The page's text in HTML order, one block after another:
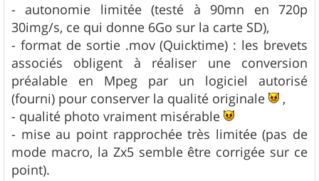
- autonomie limitée (testé à 90mn en 720p
30img/s, ce qui donne 6Go sur la carte SD),
- format de sortie .mov (Quicktime) : les brevets
associés obligent à réaliser une conversion
préalable en Mpeg par un logiciel autorisé
(fourni) pour conserver la qualité originale
,
- qualité photo vraiment misérable
- mise au point rapprochée très limitée (pas de
mode macro, la Zx5 semble être corrigée sur ce
point).